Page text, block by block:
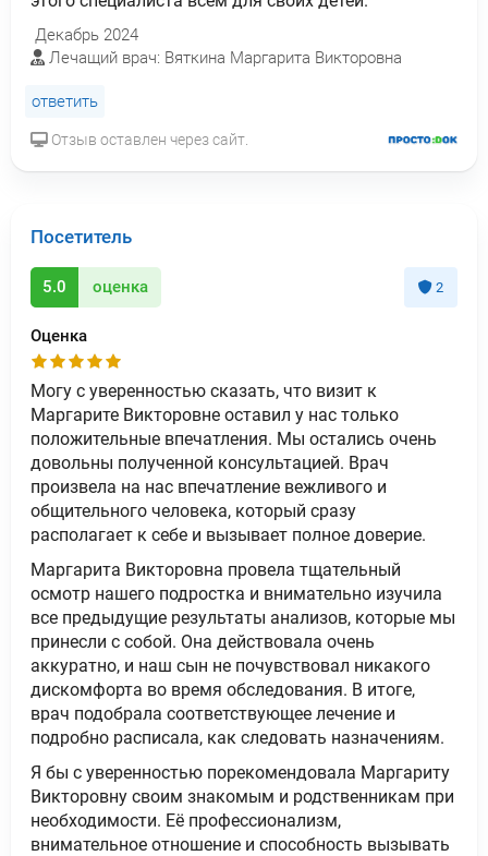
Декабрь 2024
Лечащий врач: Вяткина Маргарита Викторовна
ответить
Отзыв оставлен через сайт.
Посетитель
5.0 оценка 2
Оценка
Могу с уверенностью сказать, что визит к
Маргарите Викторовне оставил у нас только
положительные впечатления. Мы остались очень
довольны полученной консультацией. Врач
произвела на нас впечатление вежливого и
общительного человека, который сразу
располагает к себе и вызывает полное доверие.
Маргарита Викторовна провела тщательный
осмотр нашего подростка и внимательно изучила
все предыдущие результаты анализов, которые мы
принесли с собой. Она действовала очень
аккуратно, и наш сын не почувствовал никакого
дискомфорта во время обследования. В итоге,
врач подобрала соответствующее лечение и
подробно расписала, как следовать назначениям.
Я бы с уверенностью порекомендовала Маргариту
Викторовну своим знакомым и родственникам при
необходимости. Её профессионализм,
внимательное отношение и способность вызывать